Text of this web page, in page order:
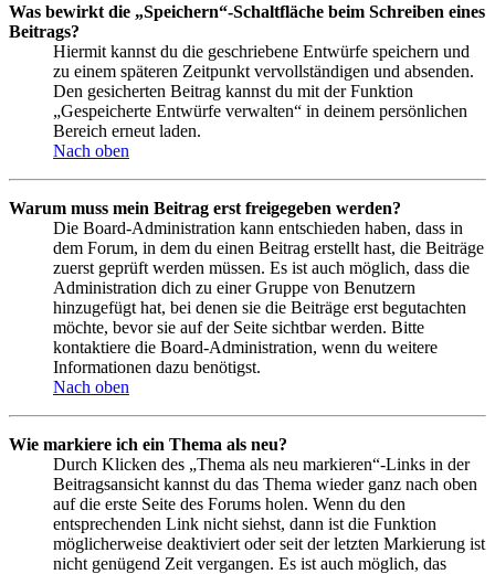
Was bewirkt die „Speichern“-Schaltfläche beim Schreiben eines
Beitrags?
Hiermit kannst du die geschriebene Entwürfe speichern und
zu einem späteren Zeitpunkt vervollständigen und absenden.
Den gesicherten Beitrag kannst du mit der Funktion
„Gespeicherte Entwürfe verwalten“ in deinem persönlichen
Bereich erneut laden.
Nach oben
Warum muss mein Beitrag erst freigegeben werden?
Die Board-Administration kann entschieden haben, dass in
dem Forum, in dem du einen Beitrag erstellt hast, die Beiträge
zuerst geprüft werden müssen. Es ist auch möglich, dass die
Administration dich zu einer Gruppe von Benutzern
hinzugefügt hat, bei denen sie die Beiträge erst begutachten
möchte, bevor sie auf der Seite sichtbar werden. Bitte
kontaktiere die Board-Administration, wenn du weitere
Informationen dazu benötigst.
Nach oben
Wie markiere ich ein Thema als neu?
Durch Klicken des „Thema als neu markieren“-Links in der
Beitragsansicht kannst du das Thema wieder ganz nach oben
auf die erste Seite des Forums holen. Wenn du den
entsprechenden Link nicht siehst, dann ist die Funktion
möglicherweise deaktiviert oder seit der letzten Markierung ist
nicht genügend Zeit vergangen. Es ist auch möglich, das